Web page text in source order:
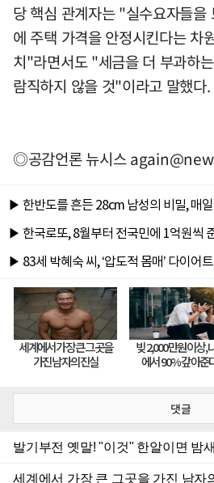
당 핵심 관계자는 "실수요자들을
에 주택 가격을 안정시킨다는 차
치"라면서도 "세금을 더 부과하
람직하지 않을 것"이라고 말했다.
◎공감언론 뉴시스
댓글